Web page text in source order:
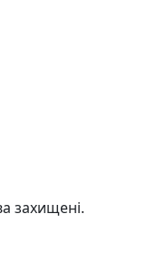
захищені.